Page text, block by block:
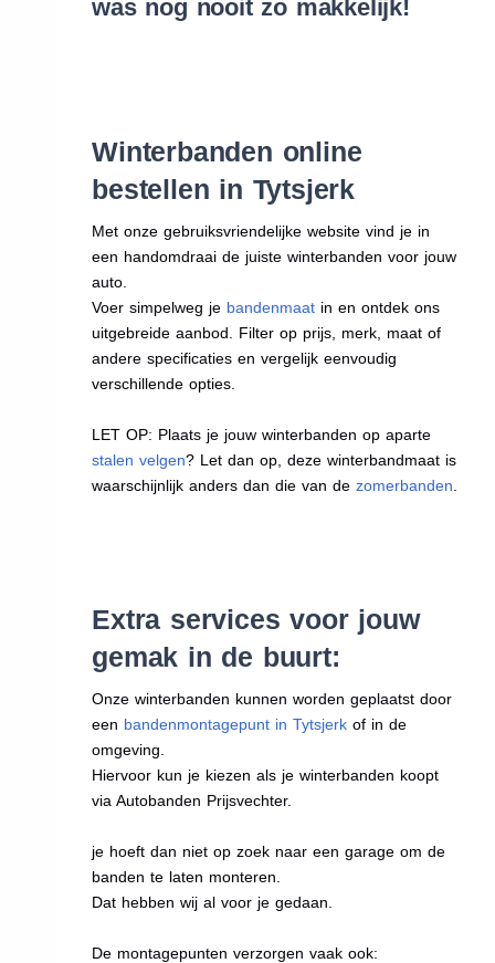
was nog nooit zo makkelijk!
Winterbanden online
bestellen in Tytsjerk
Met onze gebruiksvriendelijke website vind je in
een handomdraai de juiste winterbanden voor jouw
auto.
Voer simpelweg je bandenmaat in en ontdek ons
uitgebreide aanbod. Filter op prijs, merk, maat of
andere specificaties en vergelijk eenvoudig
verschillende opties.
LET OP: Plaats je jouw winterbanden op aparte
stalen velgen? Let dan op, deze winterbandmaat is
waarschijnlijk anders dan die van dezomerbanden
Extra services voor jouw
gemak in de buurt:
Onze winterbanden kunnen worden geplaatst door
een bandenmontagepunt in Tytsjerk of in de
omgeving.
Hiervoor kun je kiezen als je winterbanden koopt
via Autobanden Prijsvechter.
je hoeft dan niet op zoek naar een garage om de
banden te laten monteren.
Dat hebben wij al voor je gedaan.
De montagepunten verzorgen vaak ook: